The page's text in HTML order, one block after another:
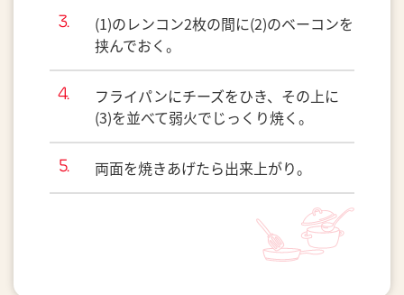
(1)のレンコン2枚の間に(2)のベーコンを
挟んでおく。
フライパンにチーズをひき、その上に
(3)を並べて弱火でじっくり焼く。
両面を焼きあげたら出来上がり。